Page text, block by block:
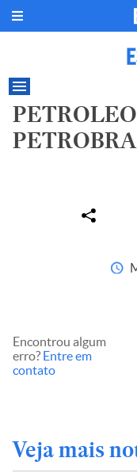
Encontrou algum
erro? Entre em
contato
Veja mais